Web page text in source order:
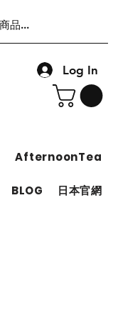
Log In
AfternoonTea
BLOG 日本官網